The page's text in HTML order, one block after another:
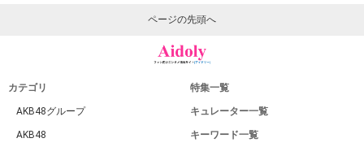
ページの先頭へ
カテゴリ
AKB48グループ
AKB48
特集一覧
キュレーター一覧
キーワード一覧